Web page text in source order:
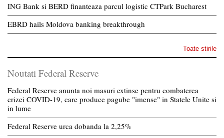
ING Bank si BERD finanteaza parcul logistic CTPark Bucharest
EBRD hails Moldova banking breakthrough
Toate stirile
Noutati Federal Reserve
Federal Reserve anunta noi masuri extinse pentru combaterea
crizei COVID-19, care produce pagube "imense" in Statele Unite si
in lume
Federal Reserve urca dobanda la 2,25%